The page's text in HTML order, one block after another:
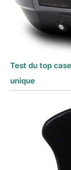
Test du top
unique